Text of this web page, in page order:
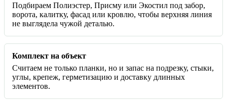
Подбираем Полиэстер, Присму или Экостил под забор,
ворота, калитку, фасад или кровлю, чтобы верхняя линия
не выглядела чужой деталью.
Комплект на объект
Считаем не только планки, но и запас на подрезку, стыки,
углы, крепеж, герметизацию и доставку длинных
элементов.